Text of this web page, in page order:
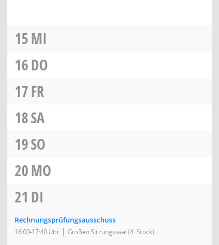
15MI
16DO
17FR
18SA
19SO
20MO
21 DI
Rechnungsprüfungsausschuss
16:00-17:40 Uhr Großen Sitzungssaal (4. Stock)